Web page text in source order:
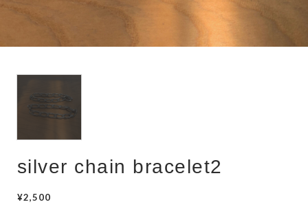
choker
silver chain bracelet2
¥2,500